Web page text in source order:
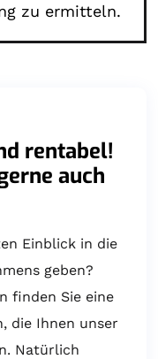
zu ermitteln.
rentabel!
auch
Einblick in die
geben?
finden Sie eine
die Ihnen unser
Natürlich